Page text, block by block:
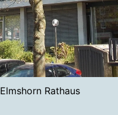
Elmshorn Rathaus